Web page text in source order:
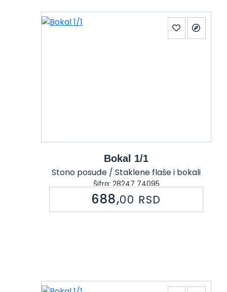
Bokal 1/1
Stono posuđe / Staklene flaše i bokali
Šifra: 28247 74095
688,00 RSD